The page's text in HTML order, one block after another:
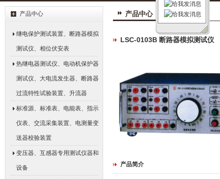
产品中心
继电保护测试装置、断路器模拟
测试仪、相位伏安表
热继电器测试仪、电动机保护器
测试仪、大电流发生器、断路器
过流特性试验装置、升流器
标准源、标准表、电能表、指示
仪表、交流采集装置、电测量变
送器校验装置
变压器、互感器专用测试仪器和
设备
产品中心
LSC-0103B 断路器模拟测试仪
产品简介